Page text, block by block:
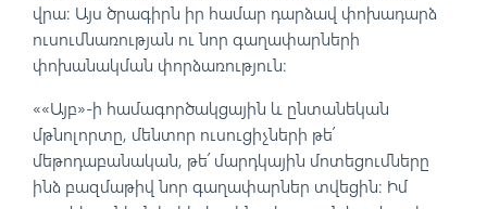
վրա։ Այս ծրագիրն իր համար դարձավ փոխադարձ
ուսումնառության ու նոր գաղափարների
փոխանակման փորձառություն։
««Այբ»-ի համագործակցային և ընտանեկան
մթնոլորտը, մենտոր ուսուցիչների թե՛
մեթոդաբանական, թե՛ մարդկային մոտեցումները
ինձ բազմաթիվ նոր գաղափարներ տվեցին։ Իմ